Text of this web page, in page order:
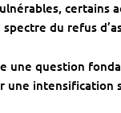
du refus
une question
une intensification